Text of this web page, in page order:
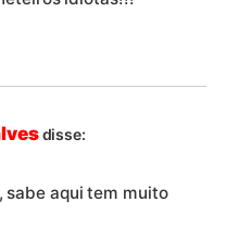
disse:
sabe aqui tem muito